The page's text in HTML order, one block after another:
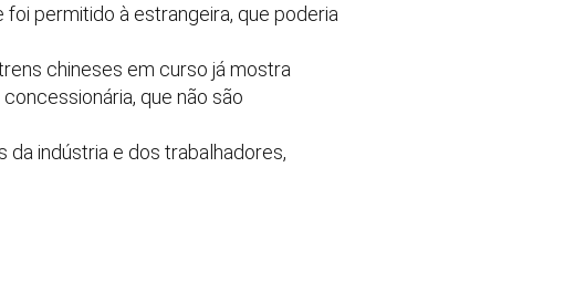
permitido à estrangeira, que poderia
chineses em curso já mostra
que não são
da indústria e dos trabalhadores,